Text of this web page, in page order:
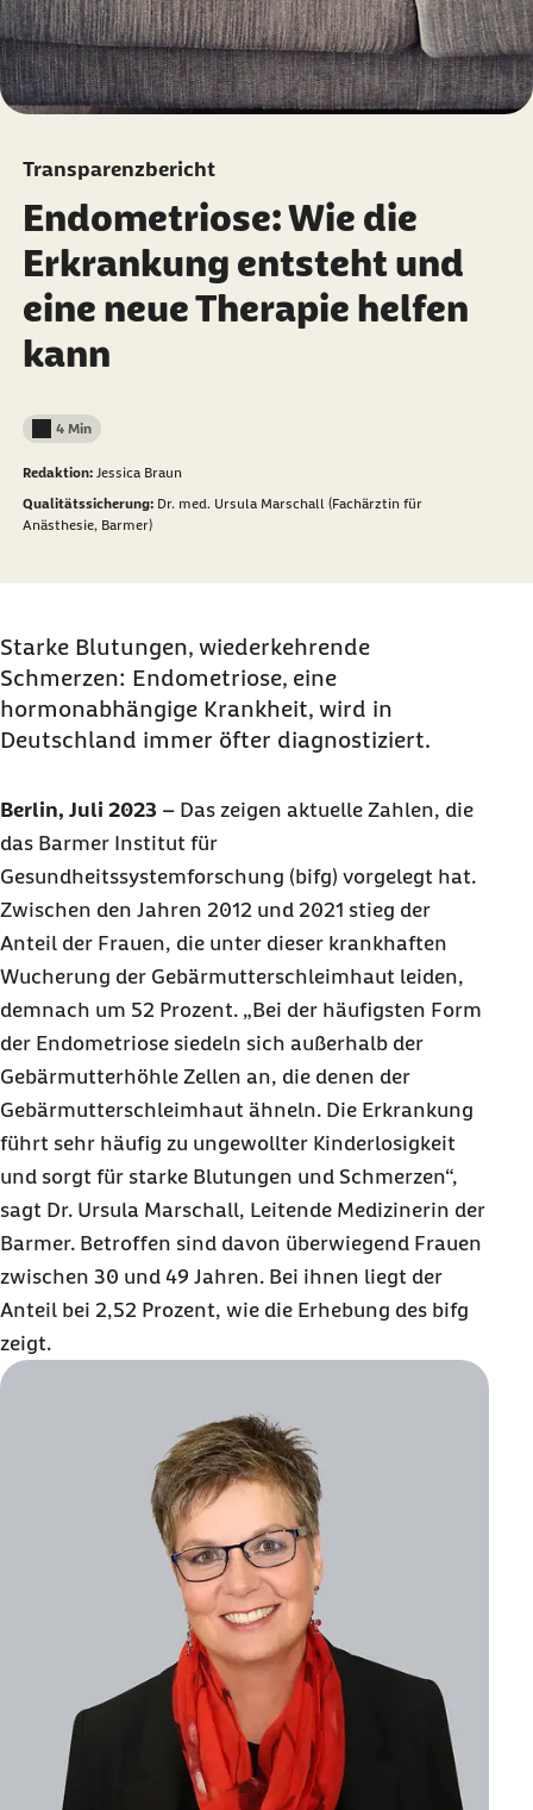
Transparenzbericht
Endometriose: Wie die
Erkrankung entsteht und
eine neue Therapie helfen
kann
Lesedauer weniger als
4 Min
Redaktion: Jessica Braun
Qualitätssicherung: Dr. med. Ursula Marschall (Fachärztin für
Anästhesie, Barmer)
Starke Blutungen, wiederkehrende
Schmerzen: Endometriose, eine
hormonabhängige Krankheit, wird in
Deutschland immer öfter diagnostiziert.
Berlin, Juli 2023 – Das zeigen aktuelle Zahlen, die
das Barmer Institut für
Gesundheitssystemforschung (bifg) vorgelegt hat.
Zwischen den Jahren 2012 und 2021 stieg der
Anteil der Frauen, die unter dieser krankhaften
Wucherung der Gebärmutterschleimhaut leiden,
demnach um 52 Prozent. „Bei der häufigsten Form
der Endometriose siedeln sich außerhalb der
Gebärmutterhöhle Zellen an, die denen der
Gebärmutterschleimhaut ähneln. Die Erkrankung
führt sehr häufig zu ungewollter Kinderlosigkeit
und sorgt für starke Blutungen und Schmerzen“,
sagt Dr. Ursula Marschall, Leitende Medizinerin der
Barmer. Betroffen sind davon überwiegend Frauen
zwischen 30 und 49 Jahren. Bei ihnen liegt der
Anteil bei 2,52 Prozent, wie die Erhebung des bifg
zeigt.